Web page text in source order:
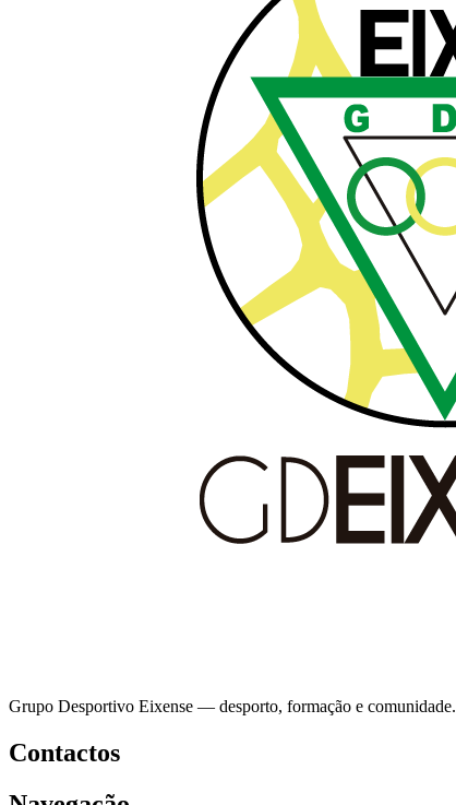
Grupo Desportivo Eixense — desporto, formação e comunidade.
Contactos